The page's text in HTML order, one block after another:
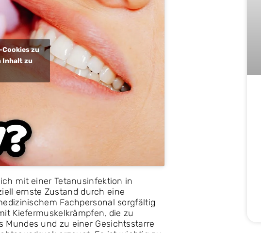
Cookies zu
Inhalt zu
mit einer Tetanusinfektion in
ernste Zustand durch eine
Fachpersonal sorgfältig
Kiefermuskelkrämpfen, die zu
und zu einer Gesichtsstarre